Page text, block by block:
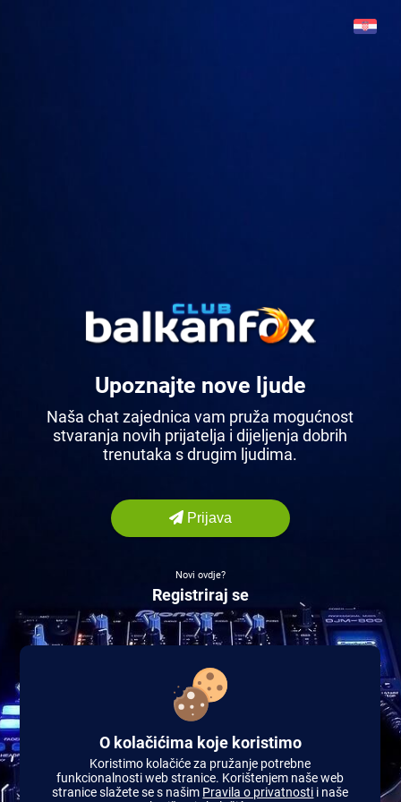
Upoznajte nove ljude
Naša chat zajednica vam pruža mogućnost
stvaranja novih prijatelja i dijeljenja dobrih
trenutaka s drugim ljudima.
Prijava
Novi ovdje?
Registriraj se
O kolačićima koje koristimo
Koristimo kolačiće za pružanje potrebne
funkcionalnosti web stranice. Korištenjem naše web
stranice slažete se s našim Pravila o privatnosti i naše